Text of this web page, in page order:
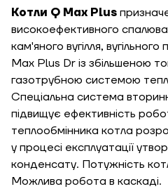
Котли Q Max Plus
високоефективного
кам'яного вугілля,
Max Plus Dr із збільшеною
газотрубною системою
Спеціальна система
підвищує ефективність
теплообмінника котла
у процесі експлуатації
конденсату. Потужність
Можлива робота в каскаді.